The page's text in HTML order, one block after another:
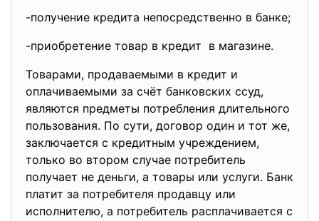
-получение кредита непосредственно в банке;
-приобретение товар в кредит в магазине.
Товарами, продаваемыми в кредит и
оплачиваемыми за счёт банковских ссуд,
являются предметы потребления длительного
пользования. По сути, договор один и тот же,
заключается с кредитным учреждением,
только во втором случае потребитель
получает не деньги, а товары или услуги. Банк
платит за потребителя продавцу или
исполнителю, а потребитель расплачивается с